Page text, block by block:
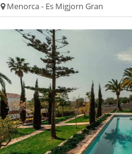
Menorca - Es Migjorn Gran